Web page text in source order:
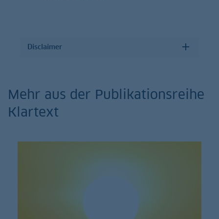
Disclaimer
Mehr aus der Publikationsreihe
Klartext